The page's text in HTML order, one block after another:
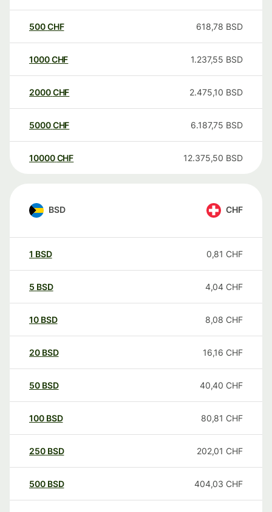
500CHF 618,78 BSD
1000CHF 1.237,55 BSD
2000CHF 2.475,10 BSD
5000CHF 6.187,75 BSD
10000 CHF 12.375,50 BSD
BSD CHF
1 BSD 0,81 CHF
5 BSD 4,04 CHF
10 BSD 8,08 CHF
20 BSD 16,16 CHF
50 BSD 40,40 CHF
100 BSD 80,81 CHF
250 BSD 202,01 CHF
500 BSD 404,03 CHF